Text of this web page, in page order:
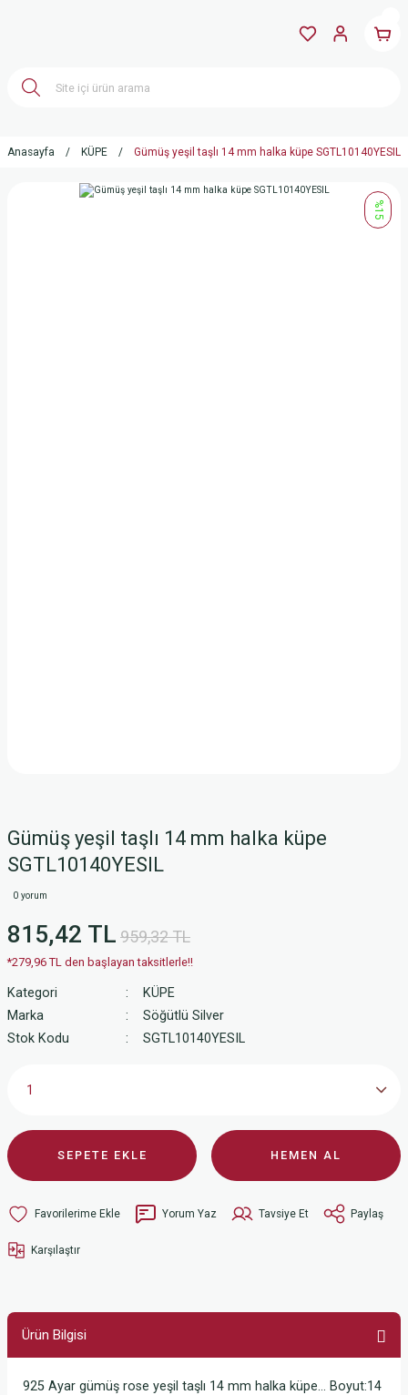
Anasayfa KÜPE Gümüş yeşil taşlı 14 mm halka küpe SGTL10140YESIL
%15
Gümüş yeşil taşlı 14 mm halka küpe
SGTL10140YESIL
0 yorum
815,42 TL 959,32 TL
*279,96 TL den başlayan taksitlerle!!
Kategori
KÜPE
Marka
Söğütlü Silver
Stok Kodu
SGTL10140YESIL
SEPETE EKLE HEMEN AL
Yorum Yaz Tavsiye Et Paylaş
Karşılaştır
Ürün Bilgisi
925 Ayar gümüş rose yeşil taşlı 14 mm halka küpe… Boyut:14